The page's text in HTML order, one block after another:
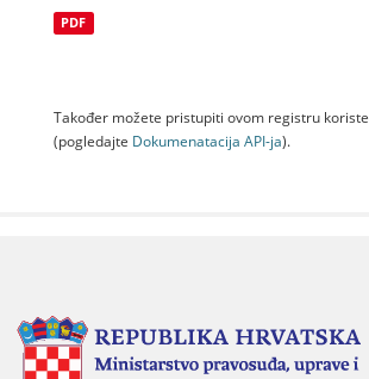
PDF
Također možete pristupiti ovom registru
(pogledajte Dokumenаtаcijа API-jа).